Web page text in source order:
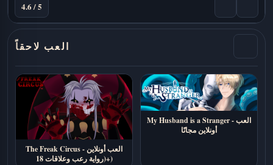
4.6 / 5
العب لاحقاً
The Freak Circus - العب أونلاين
(رواية رعب وعلاقات 18+)
My Husband is a Stranger - العب
أونلاين مجانًا